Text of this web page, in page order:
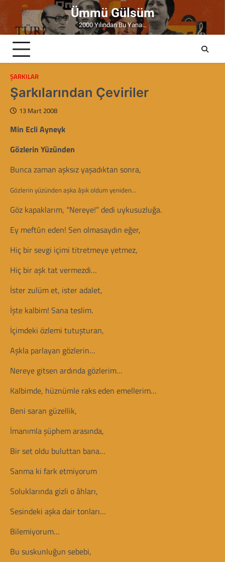
to
content
Ümmü Gülsüm
2000 Yılından Bu Yana…
ŞARKILAR
Şarkılarından Çeviriler
13 Mart 2008
Min Ecli Ayneyk
Gözlerin Yüzünden
Bunca zaman aşksız yaşadıktan sonra,
Gözlerin yüzünden aşka âşık oldum yeniden…
Göz kapaklarım, “Nereye!” dedi uykusuzluğa.
Ey meftûn eden! Sen olmasaydın eğer,
Hiç bir sevgi içimi titretmeye yetmez,
Hiç bir aşk tat vermezdi…
İster zulüm et, ister adalet,
İşte kalbim! Sana teslim.
İçimdeki özlemi tutuşturan,
Aşkla parlayan gözlerin…
Nereye gitsen ardında gözlerim…
Kalbimde, hüznümle raks eden emellerim…
Beni saran güzellik,
İmanımla şüphem arasında,
Bir set oldu buluttan bana…
Sanma ki fark etmiyorum
Soluklarında gizli o âhları,
Sesindeki aşka dair tonları…
Bilemiyorum…
Bu suskunluğun sebebi,